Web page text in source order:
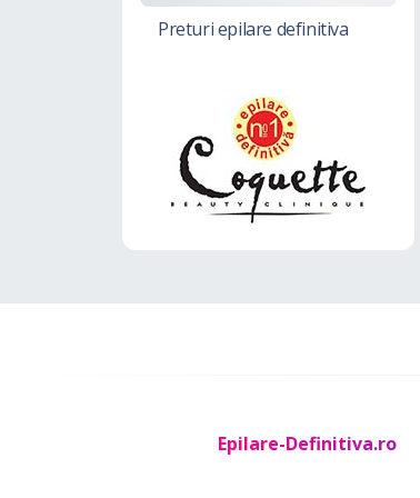
Preturi epilare definitiva
Epilare-Definitiva.ro